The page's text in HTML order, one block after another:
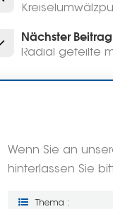
Nächster Beitrag
Radial geteilte
Wenn Sie an
hinterlassen Sie
Thema :